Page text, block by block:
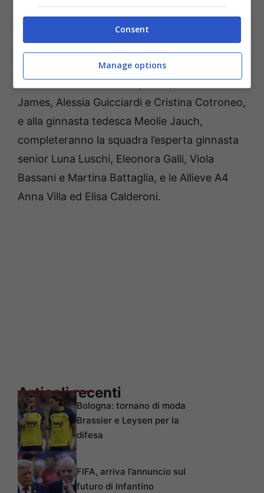
formazione che disputerà la massima serie A1,
allenata presso il Polo Tecnico Federale di
Imola da Eleonora Gatti e Giacomo Zuffa.
Accanto alle ginnaste ROG e di interesse
nazionale titolari della squadra, Carolina
James, Alessia Guicciardi e Cristina Cotroneo,
e alla ginnasta tedesca Meolie Jauch,
completeranno la squadra l’esperta ginnasta
senior Luna Luschi, Eleonora Galli, Viola
Bassani e Martina Battaglia, e le Allieve A4
Anna Villa ed Elisa Calderoni.
Articoli recenti
Bologna: tornano di moda
Brassier e Leysen per la
difesa
FIFA, arriva l’annuncio sul
futuro di Infantino
Consent
Manage options